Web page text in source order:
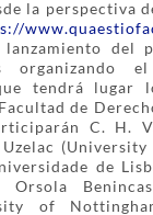
la perspectiva
del
organizando
tendrá lugar
de
C. H.
de
Orsola
of